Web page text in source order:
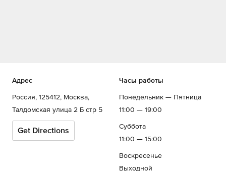
Адрес
Россия, 125412, Москва,
Талдомская улица 2 Б стр 5
Get Directions
Часы работы
Понедельник — Пятница
11:00 — 19:00
Суббота
11:00 — 15:00
Воскресенье
Выходной